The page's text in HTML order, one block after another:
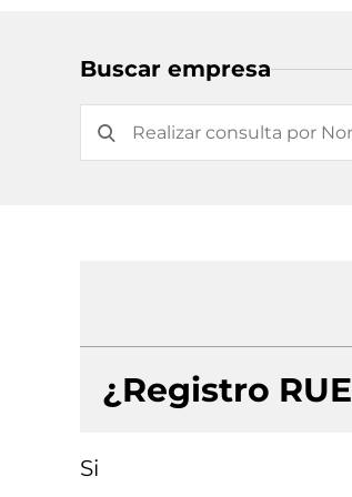
Buscar empresa
¿Registro
Si